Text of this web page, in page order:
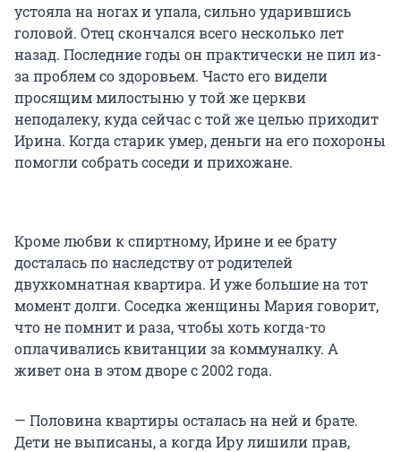
устояла на ногах и упала, сильно ударившись
головой. Отец скончался всего несколько лет
назад. Последние годы он практически не пил из-
за проблем со здоровьем. Часто его видели
просящим милостыню у той же церкви
неподалеку, куда сейчас с той же целью приходит
Ирина. Когда старик умер, деньги на его похороны
помогли собрать соседи и прихожане.
Кроме любви к спиртному, Ирине и ее брату
досталась по наследству от родителей
двухкомнатная квартира. И уже большие на тот
момент долги. Соседка женщины Мария говорит,
что не помнит и раза, чтобы хоть когда-то
оплачивались квитанции за коммуналку. А
живет она в этом дворе с 2002 года.
— Половина квартиры осталась на ней и брате.
Дети не выписаны, а когда Иру лишили прав,